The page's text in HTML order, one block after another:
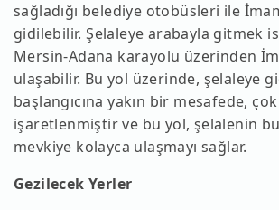
sağladığı belediye otobüsleri ile
gidilebilir. Şelaleye arabayla gitmek
Mersin-Adana karayolu üzerinden
ulaşabilir. Bu yol üzerinde, şelaleye
başlangıcına yakın bir mesafede,
işaretlenmiştir ve bu yol, şelalenin
mevkiye kolayca ulaşmayı sağlar.
Gezilecek Yerler